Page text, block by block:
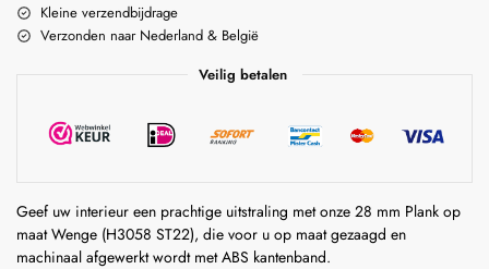
Kleine verzendbijdrage
Verzonden naar Nederland & België
Veilig betalen
Geef uw interieur een prachtige uitstraling met onze 28 mm Plank op
maat Wenge (H3058 ST22), die voor u op maat gezaagd en
machinaal afgewerkt wordt met ABS kantenband.